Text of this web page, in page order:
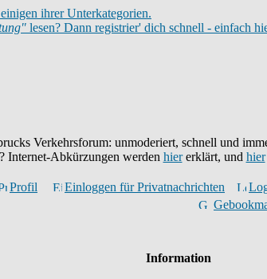
ihrer Unterkategorien.
lesen? Dann registrier' dich schnell - einfach
Verkehrsforum: unmoderiert, schnell und
Internet-Abkürzungen werden hiererklärt, und hier
Profil Einloggen für Privatnachrichten
Information